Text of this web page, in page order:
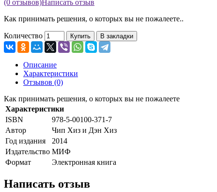
(0 отзывов)Написать отзыв
Как принимать решения, о которых вы не пожалеете..
Количество Купить В закладки
Описание
Характеристики
Отзывов (0)
Как принимать решения, о которых вы не пожалеете
Характеристики
ISBN
978-5-00100-371-7
Автор
Чип Хиз и Дэн Хиз
Год издания
2014
Издательство МИФ
Формат
Электронная книга
Написать отзыв